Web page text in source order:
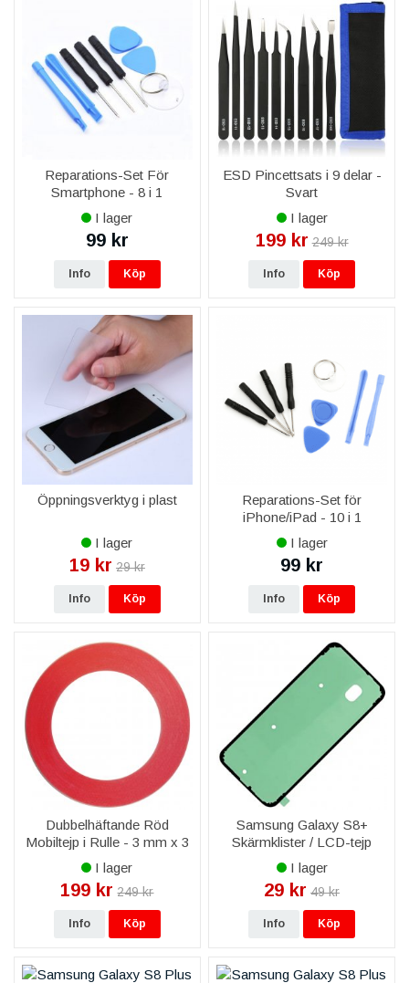
Reparations-Set För
Smartphone - 8 i 1
I lager
99 kr
Info Köp
ESD Pincettsats i 9 delar -
Svart
I lager
199 kr 249 kr
Info Köp
Öppningsverktyg i plast
I lager
19 kr 29 kr
Info Köp
Reparations-Set för
iPhone/iPad - 10 i 1
I lager
99 kr
Info Köp
Dubbelhäftande Röd
Mobiltejp i Rulle - 3 mm x 3
M
I lager
199 kr 249 kr
Info Köp
Samsung Galaxy S8+
Skärmklister / LCD-tejp
I lager
29 kr 49 kr
Info Köp